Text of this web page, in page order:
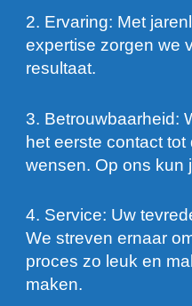
2. Ervaring: Met
expertise zorgen we
resultaat.
3. Betrouwbaarheid:
het eerste contact
wensen. Op ons kun
4. Service: Uw
We streven ernaar
proces zo leuk en
maken.